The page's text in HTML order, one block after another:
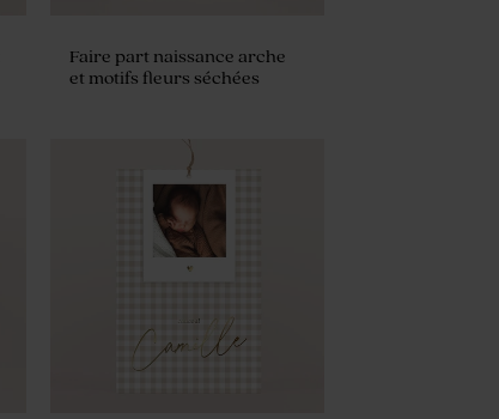
Faire part naissance arche
et motifs fleurs séchées